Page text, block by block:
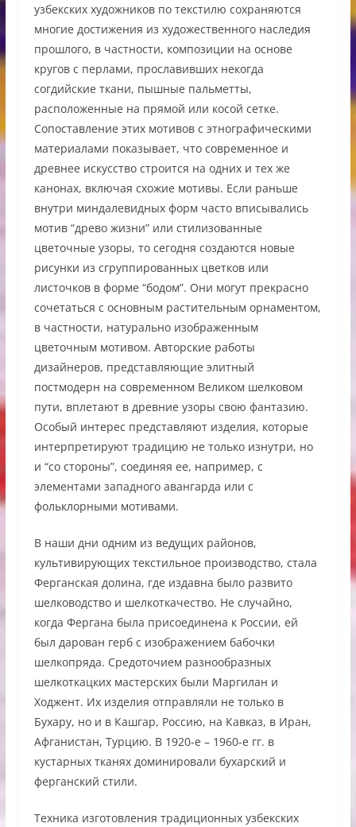
узбекских художников по текстилю сохраняются
многие достижения из художественного наследия
прошлого, в частности, композиции на основе
кругов с перлами, прославивших некогда
согдийские ткани, пышные пальметты,
расположенные на прямой или косой сетке.
Сопоставление этих мотивов с этнографическими
материалами показывает, что современное и
древнее искусство строится на одних и тех же
канонах, включая схожие мотивы. Если раньше
внутри миндалевидных форм часто вписывались
мотив “древо жизни” или стилизованные
цветочные узоры, то сегодня создаются новые
рисунки из сгруппированных цветков или
листочков в форме “бодом”. Они могут прекрасно
сочетаться с основным растительным орнаментом,
в частности, натурально изображенным
цветочным мотивом. Авторские работы
дизайнеров, представляющие элитный
постмодерн на современном Великом шелковом
пути, вплетают в древние узоры свою фантазию.
Особый интерес представляют изделия, которые
интерпретируют традицию не только изнутри, но
и “со стороны”, соединяя ее, например, с
элементами западного авангарда или с
фольклорными мотивами.
В наши дни одним из ведущих районов,
культивирующих текстильное производство, стала
Ферганская долина, где издавна было развито
шелководство и шелкоткачество. Не случайно,
когда Фергана была присоединена к России, ей
был дарован герб с изображением бабочки
шелкопряда. Средоточием разнообразных
шелкоткацких мастерских были Маргилан и
Ходжент. Их изделия отправляли не только в
Бухару, но и в Кашгар, Россию, на Кавказ, в Иран,
Афганистан, Турцию. В 1920-е – 1960-е гг. в
кустарных тканях доминировали бухарский и
ферганский стили.
Техника изготовления традиционных узбекских